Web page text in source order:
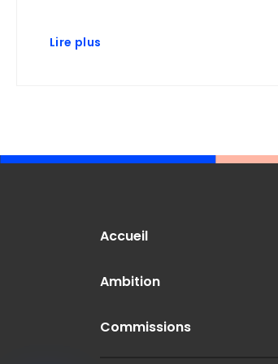
Lire plus
Accueil
Ambition
Commissions